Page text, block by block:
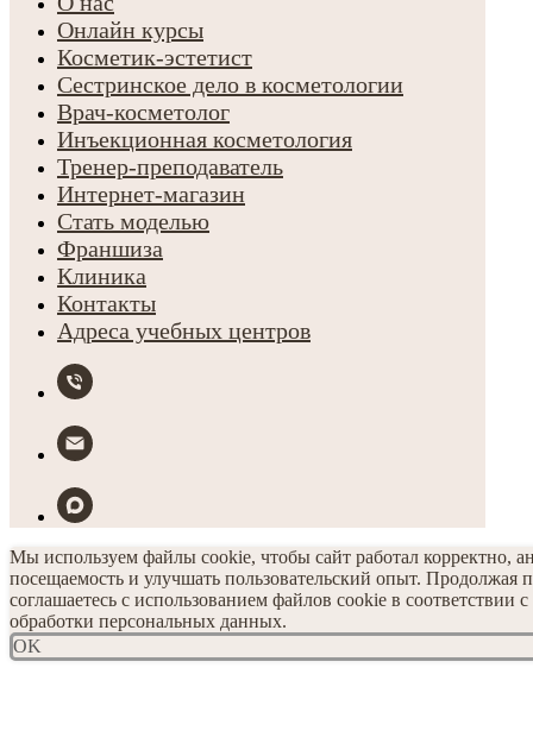
Онлайн курсы
Косметик-эстетист
Сестринское дело в косметологии
Врач-косметолог
Инъекционная косметология
Тренер-преподаватель
Интернет-магазин
Стать моделью
Франшиза
Клиника
Контакты
Адреса учебных центров
Мы используем файлы cookie, чтобы сайт работал корректно,
посещаемость и улучшать пользовательский опыт. Продолжая
соглашаетесь с использованием файлов cookie в соответствии
обработки персональных данных.
OK